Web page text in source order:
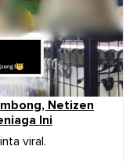
Netizen
Ini
viral.